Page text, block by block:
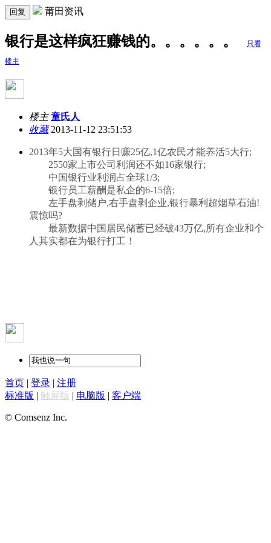
回复 莆田资讯
银行是这样疯狂赚钱的。。。。。。 只看
楼主
楼主 童氏人
收藏2013-11-12 23:51:53
2013年5大国有银行日赚25亿,1亿农民才能养活5大行;
2550家上市公司利润还不如16家银行;
中国银行业利润占全球1/3;
银行员工薪酬是私企的6-15倍;
左手盘剥储户,右手盘剥企业,银行暴利超烟草石油!
震惊吗?
最新数据中国居民储蓄已经破43万亿,所有企业和个
人其实都在为银行打工！
首页 | 登录 | 注册
标准版 | 触屏版 | 电脑版 | 客户端
© Comsenz Inc.